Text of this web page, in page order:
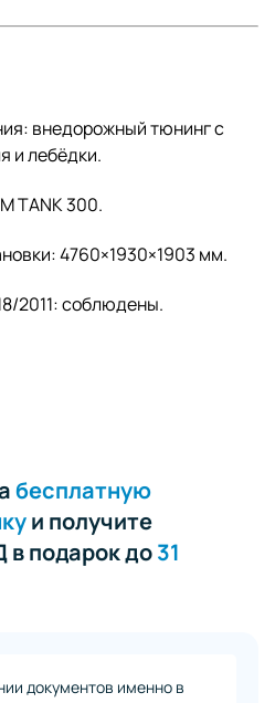
внедорожный тюнинг с
и лебёдки.
TANK 300.
4760×1930×1903 мм.
2011: соблюдены.
бесплатную
и получите
в подарок до31
документов именно в